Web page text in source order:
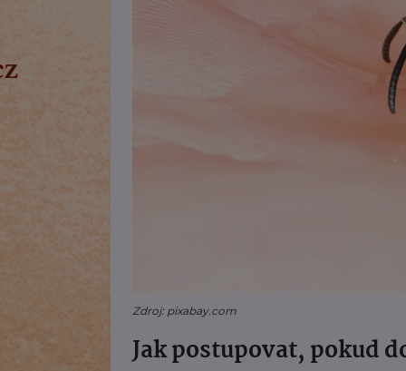
Zdroj: pixabay.com
Jak postupovat, pokud